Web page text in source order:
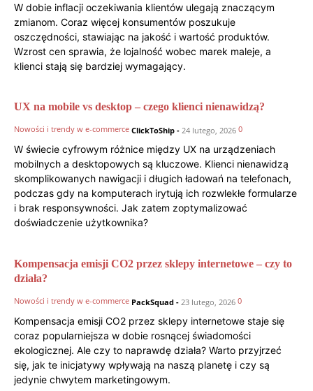
W dobie inflacji oczekiwania klientów ulegają znaczącym
zmianom. Coraz więcej konsumentów poszukuje
oszczędności, stawiając na jakość i wartość produktów.
Wzrost cen sprawia, że lojalność wobec marek maleje, a
klienci stają się bardziej wymagający.
UX na mobile vs desktop – czego klienci nienawidzą?
Nowości i trendy w e-commerce ClickToShip - 24 lutego, 2026 0
W świecie cyfrowym różnice między UX na urządzeniach
mobilnych a desktopowych są kluczowe. Klienci nienawidzą
skomplikowanych nawigacji i długich ładowań na telefonach,
podczas gdy na komputerach irytują ich rozwlekłe formularze
i brak responsywności. Jak zatem zoptymalizować
doświadczenie użytkownika?
Kompensacja emisji CO2 przez sklepy internetowe – czy to
działa?
Nowości i trendy w e-commerce PackSquad - 23 lutego, 2026 0
Kompensacja emisji CO2 przez sklepy internetowe staje się
coraz popularniejsza w dobie rosnącej świadomości
ekologicznej. Ale czy to naprawdę działa? Warto przyjrzeć
się, jak te inicjatywy wpływają na naszą planetę i czy są
jedynie chwytem marketingowym.